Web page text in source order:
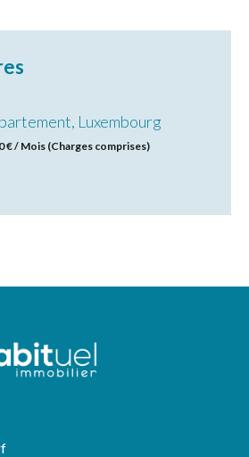
Luxembourg
€ / Mois (Charges comprises)